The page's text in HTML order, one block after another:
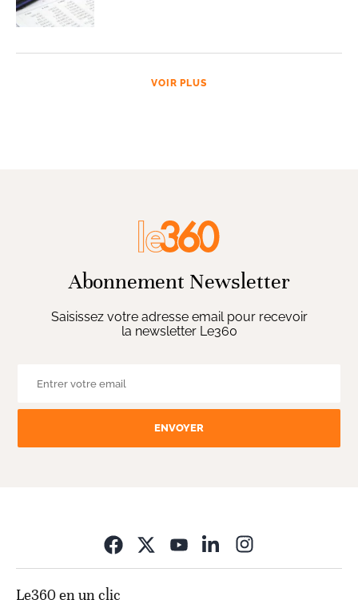
VOIR PLUS
Abonnement Newsletter
Saisissez votre adresse email pour recevoir
la newsletter Le360
ENVOYER
Le360 en un clic